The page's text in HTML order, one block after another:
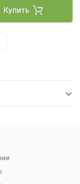
Купить